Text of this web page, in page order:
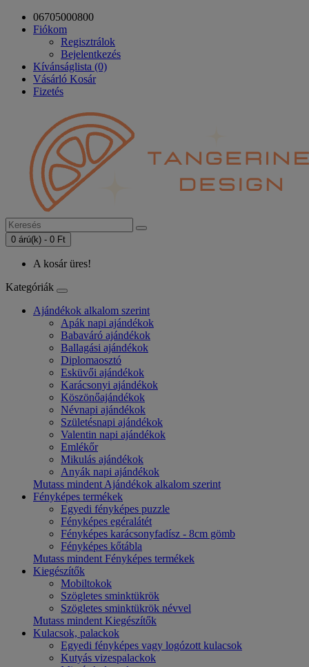
06705000800
Fiókom
Regisztrálok
Bejelentkezés
Kívánságlista (0)
Vásárló Kosár
Fizetés
0 árú(k) - 0 Ft
A kosár üres!
Kategóriák
Ajándékok alkalom szerint
Apák napi ajándékok
Babaváró ajándékok
Ballagási ajándékok
Diplomaosztó
Esküvői ajándékok
Karácsonyi ajándékok
Köszönőajándékok
Névnapi ajándékok
Születésnapi ajándékok
Valentin napi ajándékok
Emlékőr
Mikulás ajándékok
Anyák napi ajándékok
Mutass mindent Ajándékok alkalom szerint
Fényképes termékek
Egyedi fényképes puzzle
Fényképes egéralátét
Fényképes karácsonyfadísz - 8cm gömb
Fényképes kőtábla
Mutass mindent Fényképes termékek
Kiegészítők
Mobiltokok
Szögletes sminktükrök
Szögletes sminktükrök névvel
Mutass mindent Kiegészítők
Kulacsok, palackok
Egyedi fényképes vagy logózott kulacsok
Kutyás vizespalackok